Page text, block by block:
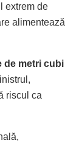
extrem de
alimentează
de metri cubi
riscul ca